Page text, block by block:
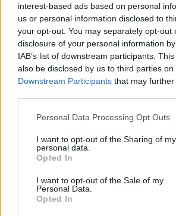
interest-based ads based on personal
us or personal information disclosed to
your opt-out. You may separately opt-out
disclosure of your personal information
IAB’s list of downstream participants.
also be disclosed by us to third parties on
Downstream Participants that may
Personal Data Processing Opt Outs
I want to opt-out of the Sharing of my
personal data.
Opted In
I want to opt-out of the Sale of my
Personal Data.
Opted In